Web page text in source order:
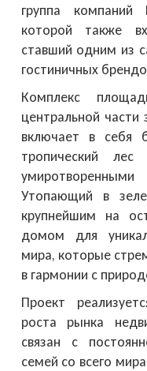
группа
которой также
ставший одним из
гостиничных
Комплекс
центральной части
включает в себя
тропический
Утопающий в
крупнейшим на
домом для
мира, которые
в гармонии с
Проект
роста рынка
связан с
семей со всего